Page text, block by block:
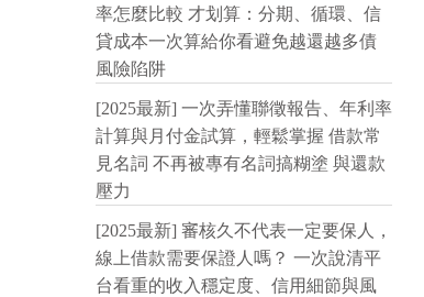
率怎麼比較 才划算：分期、循環、信
貸成本一次算給你看避免越還越多債
風險陷阱
[2025最新] 一次弄懂聯徵報告、年利率
計算與月付金試算，輕鬆掌握 借款常
見名詞 不再被專有名詞搞糊塗 與還款
壓力
[2025最新] 審核久不代表一定要保人，
線上借款需要保證人嗎？ 一次說清平
台看重的收入穩定度、信用細節與風